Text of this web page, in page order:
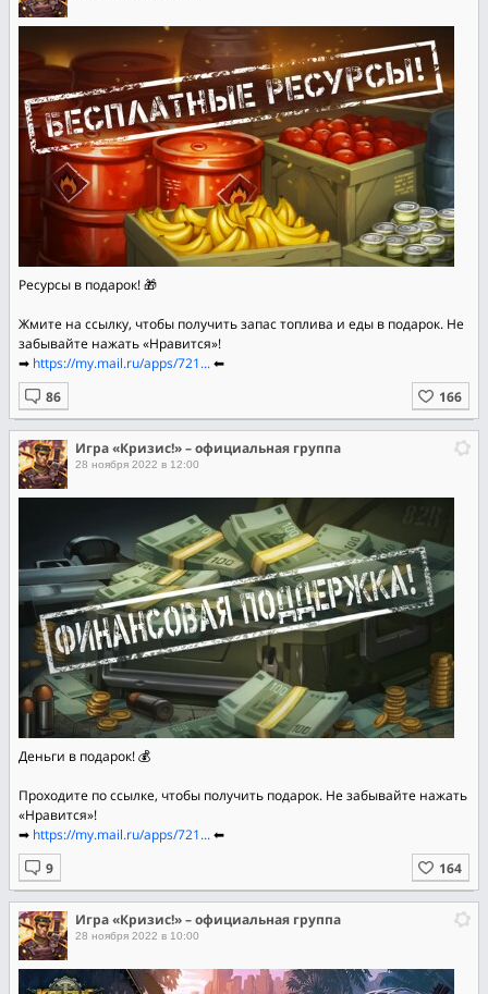
Ресурсы в подарок! 🎁
Жмите на ссылку, чтобы получить запас топлива и еды в подарок. Не
забывайте нажать «Нравится»!
➡ https://my.mail.ru/apps/721...⬅
Игра «Кризис!» – официальная группа
28 ноября 2022 в 12:00
Деньги в подарок! 💰
Проходите по ссылке, чтобы получить подарок. Не забывайте нажать
«Нравится»!
➡ https://my.mail.ru/apps/721...⬅
Игра «Кризис!» – официальная группа
28 ноября 2022 в 10:00